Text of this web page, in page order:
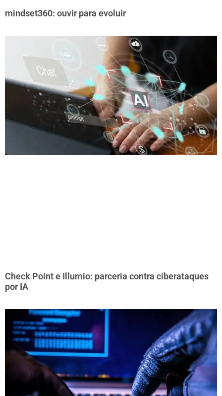
mindset360: ouvir para evoluir
Check Point e Illumio: parceria contra ciberataques
por IA